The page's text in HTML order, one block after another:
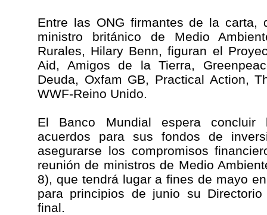
Entre las ONG firmantes de la
ministro británico de Medio
Rurales, Hilary Benn, figuran el
Aid, Amigos de la Tierra,
Deuda, Oxfam GB, Practical Action,
WWF-Reino Unido.
El Banco Mundial espera concluir
acuerdos para sus fondos de
asegurarse los compromisos
reunión de ministros de Medio
8), que tendrá lugar a fines de mayo
para principios de junio su
final.